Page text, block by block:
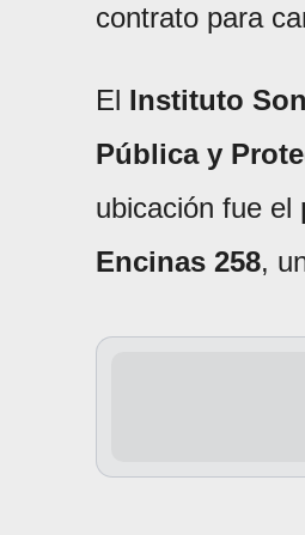
contrato para
El Instituto
Pública y
ubicación fue el
Encinas 258,